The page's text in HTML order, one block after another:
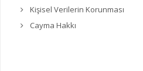
Kişisel Verilerin Korunması
Cayma Hakkı